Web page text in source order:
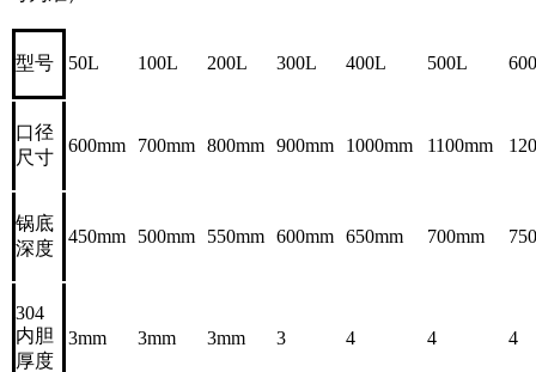
型号 50L 100L 200L 300L 400L 500L
口径
尺寸
600mm 700mm 800mm 900mm 1000mm 1100mm
锅底
深度
450mm 500mm 550mm 600mm 650mm 700mm
304
内胆
厚度
3mm 3mm 3mm 3 4 4 4